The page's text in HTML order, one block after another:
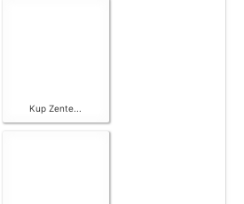
Kup Zente...